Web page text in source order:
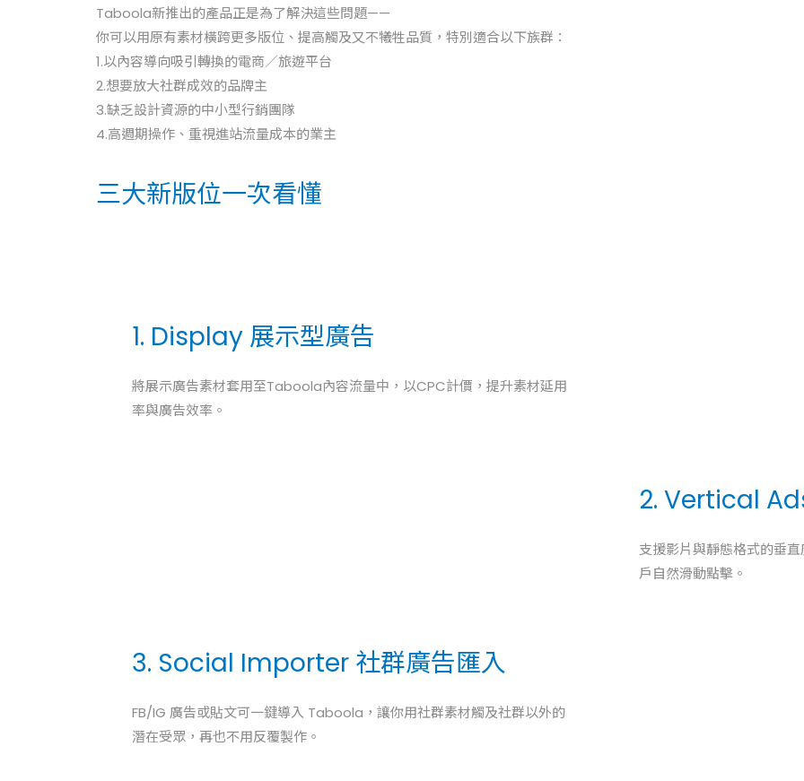
Taboola新推出的產品正是為了解決這些問題——
你可以用原有素材橫跨更多版位、提高觸及又不犧牲品質，特別適合以下族群：
1.以內容導向吸引轉換的電商／旅遊平台
2.想要放大社群成效的品牌主
3.缺乏設計資源的中小型行銷團隊
4.高週期操作、重視進站流量成本的業主
三大新版位一次看懂
1. Display 展示型廣告
將展示廣告素材套用至Taboola內容流量中，以CPC計價，提升素材延用
率與廣告效率。
2. Vertical
支援影片與靜態格式的垂
戶自然滑動點擊。
3. Social Importer 社群廣告匯入
FB/IG 廣告或貼文可一鍵導入 Taboola，讓你用社群素材觸及社群以外的
潛在受眾，再也不用反覆製作。